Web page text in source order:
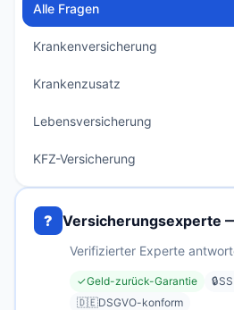
Alle Fragen
Krankenversicherung
Krankenzusatz
Lebensversicherung
KFZ-Versicherung
? Versicherungsexperte
Verifizierter Experte
✓Geld-zurück-Garantie 🔒
🇩🇪DSGVO-konform